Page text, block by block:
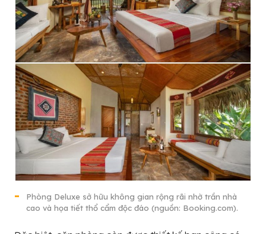
Phòng Deluxe sở hữu không gian rộng rãi nhờ trần nhà
cao và họa tiết thổ cẩm độc đáo (nguồn: Booking.com).